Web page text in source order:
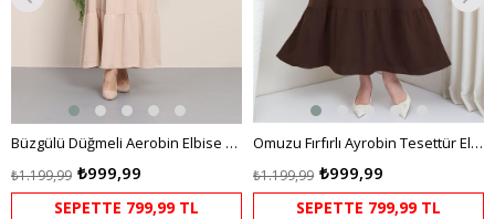
Büzgülü Düğmeli Aerobin Elbise Krem
₺999,99
₺1.199,99
SEPETTE 799,99 TL
Omuzu Fırfırlı Ayrobin Tesettür Elbise Kahverengi HM2062
₺999,99
₺1.199,99
SEPETTE 799,99 TL